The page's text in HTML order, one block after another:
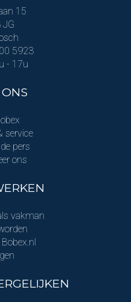
15
JG
5923
- 17u
service
pers
ons
vakman